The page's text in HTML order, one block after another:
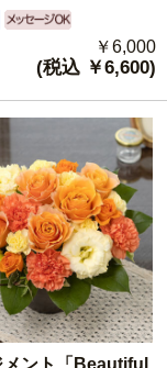
￥6,000
(税込 ￥6,600)
ント「Beautiful